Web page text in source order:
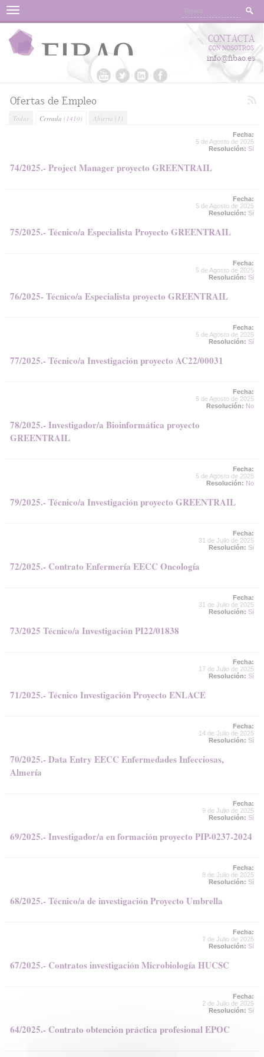
Menu
CONTACTA
CON NOSOTROS
info@fibao.es
Ofertas de Empleo
Todas Cerrada (1410) Abierta (1)
Fecha:
5 de Agosto de 2025
Resolución: Sí
74/2025.- Project Manager proyecto GREENTRAIL
Fecha:
5 de Agosto de 2025
Resolución: Sí
75/2025.- Técnico/a Especialista Proyecto GREENTRAIL
Fecha:
5 de Agosto de 2025
Resolución: Sí
76/2025- Técnico/a Especialista proyecto GREENTRAIL
Fecha:
5 de Agosto de 2025
Resolución: Sí
77/2025.- Técnico/a Investigación proyecto AC22/00031
Fecha:
5 de Agosto de 2025
Resolución: No
78/2025.- Investigador/a Bioinformática proyecto
GREENTRAIL
Fecha:
5 de Agosto de 2025
Resolución: No
79/2025.- Técnico/a Investigación proyecto GREENTRAIL
Fecha:
31 de Julio de 2025
Resolución: Sí
72/2025.- Contrato Enfermería EECC Oncología
Fecha:
31 de Julio de 2025
Resolución: Sí
73/2025 Técnico/a Investigación PI22/01838
Fecha:
17 de Julio de 2025
Resolución: Sí
71/2025.- Técnico Investigación Proyecto ENLACE
Fecha:
14 de Julio de 2025
Resolución: Sí
70/2025.- Data Entry EECC Enfermedades Infecciosas,
Almería
Fecha:
9 de Julio de 2025
Resolución: Sí
69/2025.- Investigador/a en formación proyecto PIP-0237-2024
Fecha:
8 de Julio de 2025
Resolución: Sí
68/2025.- Técnico/a de investigación Proyecto Umbrella
Fecha:
7 de Julio de 2025
Resolución: Sí
67/2025.- Contratos investigación Microbiología HUCSC
Fecha:
2 de Julio de 2025
Resolución: Sí
64/2025.- Contrato obtención práctica profesional EPOC